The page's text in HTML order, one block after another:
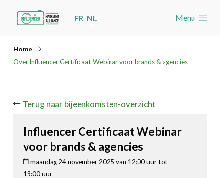
Jump
to
navigation
to
content
FR NL Menu
Home
Over Influencer Certificaat Webinar voor brands & agencies
Terug naar bijeenkomsten-overzicht
Influencer Certificaat Webinar
voor brands & agencies
maandag 24 november 2025 van 12:00 uur tot
13:00 uur
Nieuws
Agenda
Word lid
AccountZoeken